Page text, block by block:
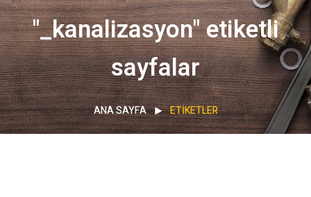
"_kanalizasyon" etiketli
sayfalar
ANA SAYFA ETIKETLER